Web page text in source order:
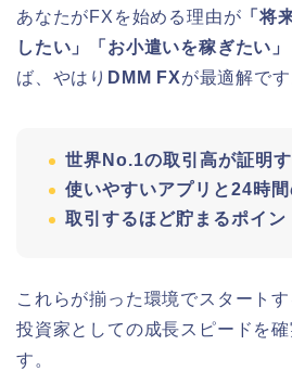
あなたがFXを始める理由が 「将
したい」「お小遣いを稼ぎたい」
ば、やはり DMM FXが最適解です
世界No.1の取引高が証明
使いやすいアプリと24時
取引するほど貯まるポイン
これらが揃った環境でスタート
投資家としての成長スピードを
す。